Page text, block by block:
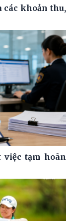
các khoản thu,
việc tạm hoãn